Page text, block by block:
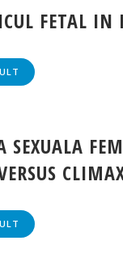
FETAL
SEXUALA